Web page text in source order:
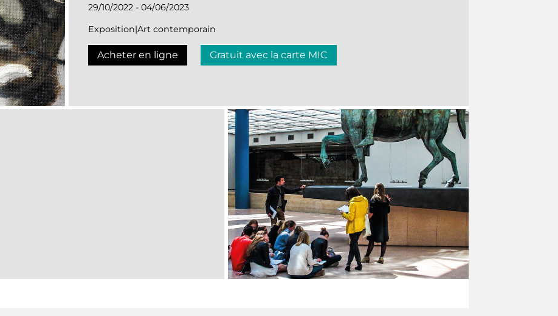
29/10/2022 - 04/06/2023
Exposition|Art contemporain
Acheter en ligne Gratuit avec la carte MIC